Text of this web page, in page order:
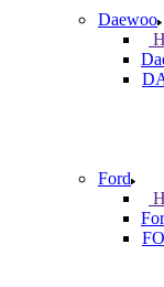
Daewoo
Ford